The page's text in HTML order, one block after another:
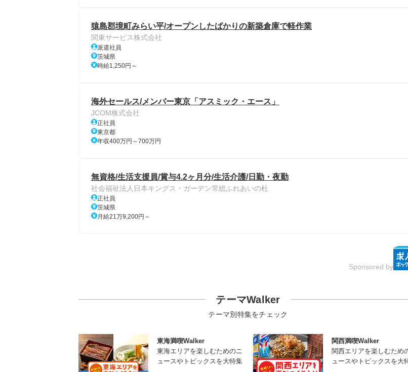
猿島郡境町みらい平/オープンしたばかりの新築倉庫で軽作業
関東サービス株式会社
派遣社員
茨城県
時給1,250円～
海外セールス/メンバー東京「アスミック・エース」
JCOM株式会社
正社員
東京都
年収400万円～700万円
無資格/生活支援員/賞与4.2ヶ月分/生活介護/日勤・夜勤
社会福祉法人日本キングス・ガーデン常総ふれあいの杜
正社員
茨城県
月給21万9,200円～
Sponsored by
テーマWalker
テーマ別特集をチェック
東海満喫Walker
東海エリアを楽しむためのニ
ュースやトピックスを大特集
関西満喫Walker
関西エリアを楽しむため
ュースやトピックスを大